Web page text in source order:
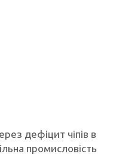
дефіцит чіпів в
промисловість